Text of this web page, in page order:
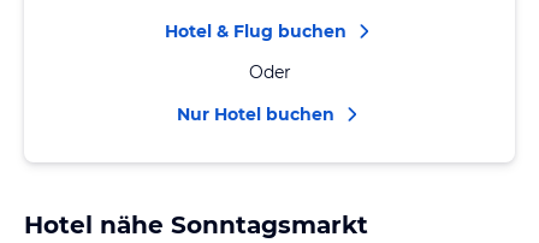
Hotel & Flug buchen
Oder
Nur Hotel buchen
Hotel nähe Sonntagsmarkt